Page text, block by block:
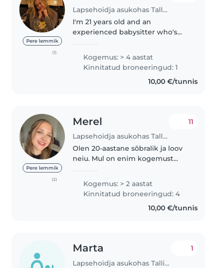
Pere lemmik
(1)
Lapsehoidja asukohas Tallinn
I'm 21 years old and an
experienced babysitter who's
babies, toddlers, and
preschoolers. I'm empathetic
Kogemus: > 4 aastat
Kinnitatud broneeringud: 1
10,00 €/tunnis
Pere lemmik
(2)
Merel
Lapsehoidja asukohas Tallinn
11
Olen 20-aastane sõbralik ja loov
neiu. Mul on enim kogemust
au pairina, kus oli peres 2 alla
Kogemus: > 2 aastat
Kinnitatud broneeringud: 4
10,00 €/tunnis
Marta
Lapsehoidja asukohas Tallinn
1